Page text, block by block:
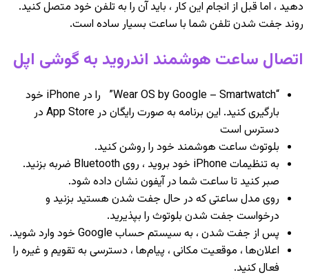
دهید ، اما قبل از انجام این کار ، باید آن را به تلفن خود متصل کنید.
روند جفت شدن تلفن شما با ساعت بسیار ساده است.
اتصال ساعت هوشمند اندروید به گوشی اپل
“Wear OS by Google – Smartwatch” را در iPhone خود
بارگیری کنید. این برنامه به صورت رایگان در App Store در
دسترس است
بلوتوث ساعت هوشمند خود را روشن کنید.
به تنظیمات iPhone خود بروید ، روی Bluetooth ضربه بزنید.
صبر کنید تا ساعت شما در آیفون نشان داده شود.
روی مدل ساعتی که در حال جفت شدن هستید بزنید و
درخواست جفت شدن بلوتوث را بپذیرید.
پس از جفت شدن ، به سیستم حساب Google خود وارد شوید.
اعلان‌ها ، موقعیت مکانی ، پیام‌ها ، دسترسی به تقویم و غیره را
فعال کنید.